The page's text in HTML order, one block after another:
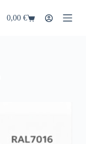
Shopping
0,00€